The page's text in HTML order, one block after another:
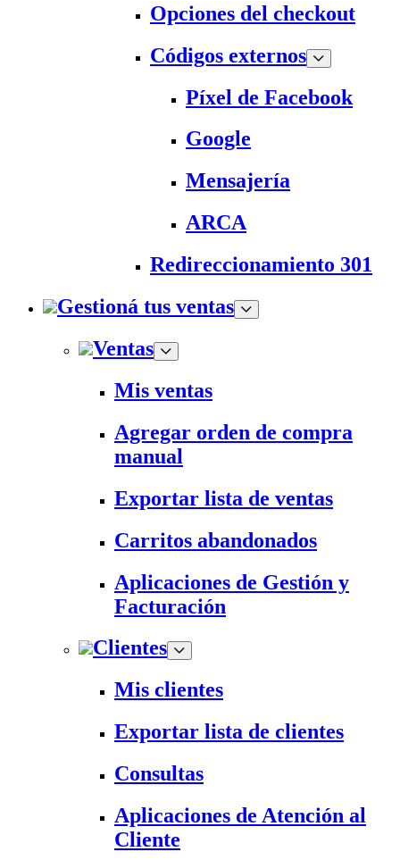
Opciones del checkout
Códigos externos
Píxel de Facebook
Google
Mensajería
ARCA
Redireccionamiento 301
Gestioná tus ventas
Ventas
Mis ventas
Agregar orden de compra
manual
Exportar lista de ventas
Carritos abandonados
Aplicaciones de Gestión y
Facturación
Clientes
Mis clientes
Exportar lista de clientes
Consultas
Aplicaciones de Atención al
Cliente